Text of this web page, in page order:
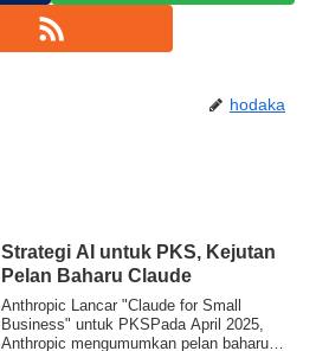
hodaka
Strategi AI untuk PKS, Kejutan
Pelan Baharu Claude
Anthropic Lancar "Claude for Small
Business" untuk PKSPada April 2025,
Anthropic mengumumkan pelan baharu